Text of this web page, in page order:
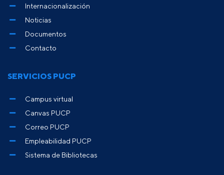
Internacionalización
Noticias
Documentos
Contacto
SERVICIOS PUCP
Campus virtual
Canvas PUCP
Correo PUCP
Empleabilidad PUCP
Sistema de Bibliotecas